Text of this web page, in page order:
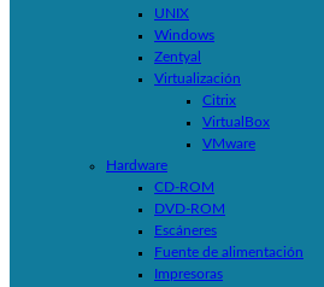
UNIX
Windows
Zentyal
Virtualización
Citrix
VirtualBox
VMware
Hardware
CD-ROM
DVD-ROM
Escáneres
Fuente de alimentación
Impresoras